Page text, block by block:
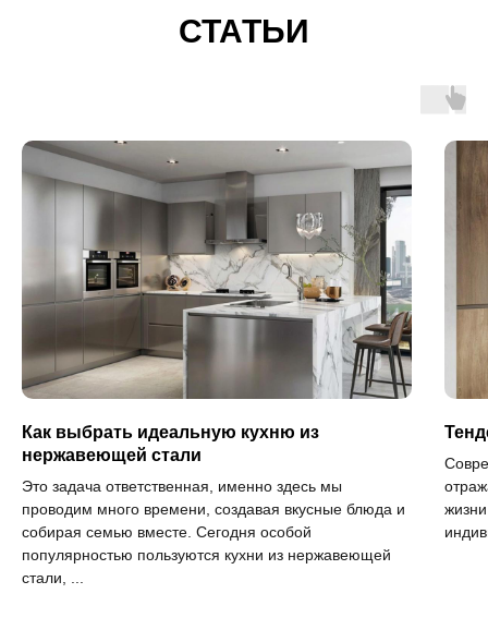
СТАТЬИ
Как выбрать идеальную кухню из
нержавеющей стали
Это задача ответственная, именно здесь мы
проводим много времени, создавая вкусные блюда и
собирая семью вместе. Сегодня особой
популярностью пользуются кухни из нержавеющей
стали, ...